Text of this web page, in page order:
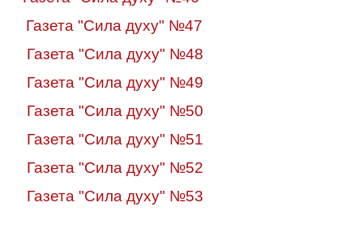
Газета "Сила духу" №47
Газета "Сила духу" №48
Газета "Сила духу" №49
Газета "Сила духу" №50
Газета "Сила духу" №51
Газета "Сила духу" №52
Газета "Сила духу" №53